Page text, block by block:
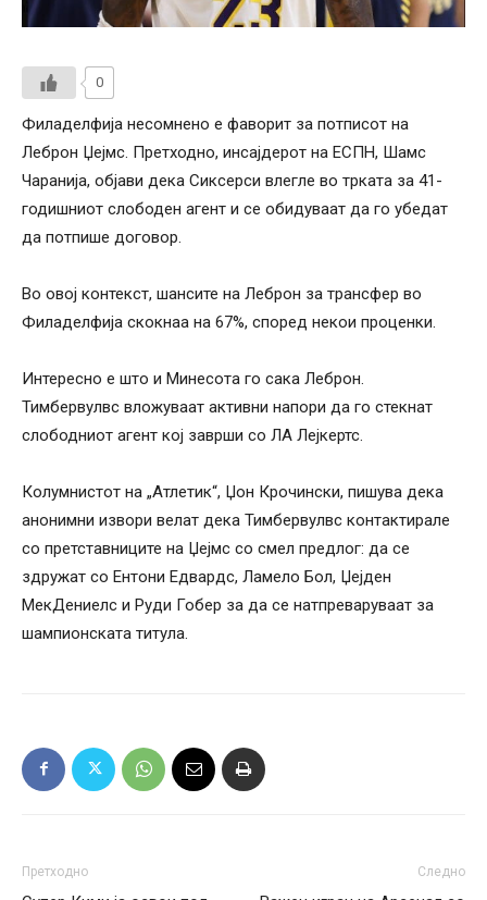
0
Филаделфија несомнено е фаворит за потписот на
Леброн Џејмс. Претходно, инсајдерот на ЕСПН, Шамс
Чаранија, објави дека Сиксерси влегле во трката за 41-
годишниот слободен агент и се обидуваат да го убедат
да потпише договор.
Во овој контекст, шансите на Леброн за трансфер во
Филаделфија скокнаа на 67%, според некои проценки.
Интересно е што и Минесота го сака Леброн.
Тимбервулвс вложуваат активни напори да го стекнат
слободниот агент кој заврши со ЛА Лејкертс.
Колумнистот на „Атлетик“, Џон Крочински, пишува дека
анонимни извори велат дека Тимбервулвс контактирале
со претставниците на Џејмс со смел предлог: да се
здружат со Ентони Едвардс, Ламело Бол, Џејден
МекДениелс и Руди Гобер за да се натпреваруваат за
шампионската титула.
Претходно Следно